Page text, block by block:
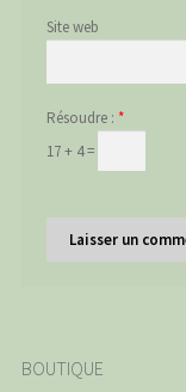
Site web
Résoudre : *
17 + 4 =
BOUTIQUE